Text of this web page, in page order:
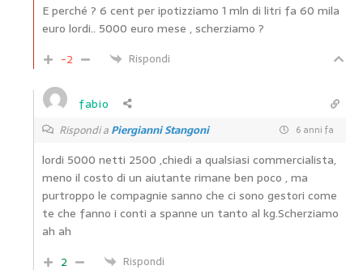
E perché ? 6 cent per ipotizziamo 1 mln di litri fa 60 mila
euro lordi.. 5000 euro mese , scherziamo ?
-2
Rispondi
fabio
Rispondi aPiergianni Stangoni 6 anni fa
lordi 5000 netti 2500 ,chiedi a qualsiasi commercialista,
meno il costo di un aiutante rimane ben poco , ma
purtroppo le compagnie sanno che ci sono gestori come
te che fanno i conti a spanne un tanto al kg.Scherziamo
ah ah
2
Rispondi